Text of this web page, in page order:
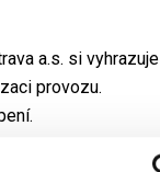
a.s. si vyhrazuje
provozu.